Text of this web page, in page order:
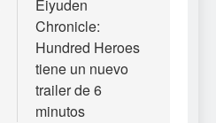
Eiyuden
Chronicle:
Hundred Heroes
tiene un nuevo
trailer de 6
minutos